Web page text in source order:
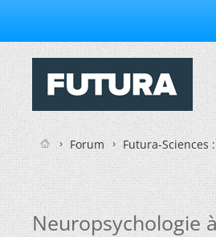
Forum Futura-Sciences
Neuropsychologie